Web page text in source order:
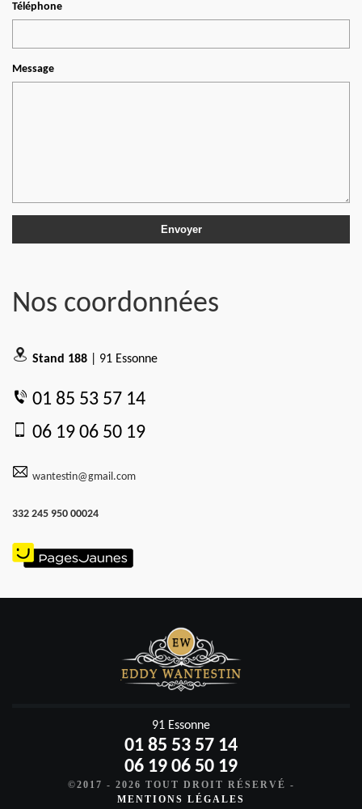
Téléphone
Message
Nos coordonnées
Stand 188 | 91 Essonne
01 85 53 57 14
06 19 06 50 19
wantestin@gmail.com
332 245 950 00024
91 Essonne
01 85 53 57 14
06 19 06 50 19
©2017 - 2026 TOUT DROIT RÉSERVÉ -
MENTIONS LÉGALES